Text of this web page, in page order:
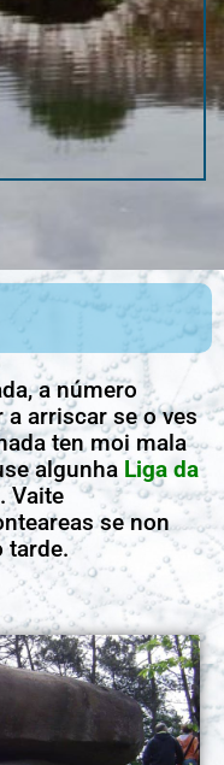
a número
a arriscar se o ves
ten moi mala
algunha Liga da
Vaite
se non
tarde.